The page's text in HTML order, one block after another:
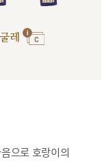
굴레
으로 호랑이의